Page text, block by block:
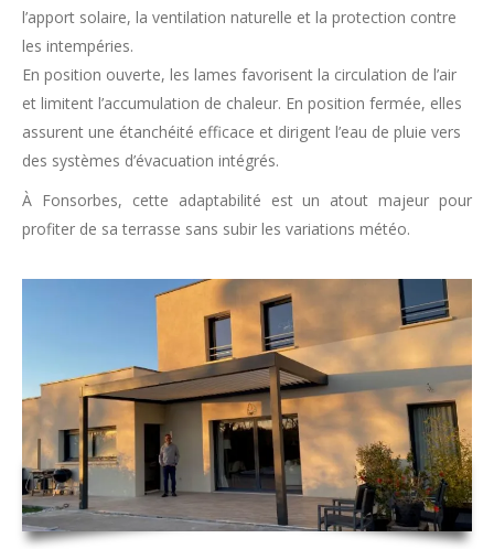
l’apport solaire, la ventilation naturelle et la protection contre
les intempéries.
En position ouverte, les lames favorisent la circulation de l’air
et limitent l’accumulation de chaleur. En position fermée, elles
assurent une étanchéité efficace et dirigent l’eau de pluie vers
des systèmes d’évacuation intégrés.
À Fonsorbes, cette adaptabilité est un atout majeur pour
profiter de sa terrasse sans subir les variations météo.